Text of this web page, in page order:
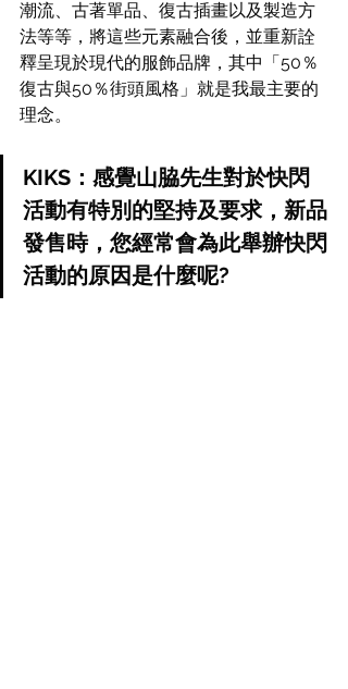
潮流、古著單品、復古插畫以及製造方
法等等，將這些元素融合後，並重新詮
釋呈現於現代的服飾品牌，其中「50％
復古與50％街頭風格」就是我最主要的
理念。
KIKS：感覺山脇先生對於快閃
活動有特別的堅持及要求，新品
發售時，您經常會為此舉辦快閃
活動的原因是什麼呢?